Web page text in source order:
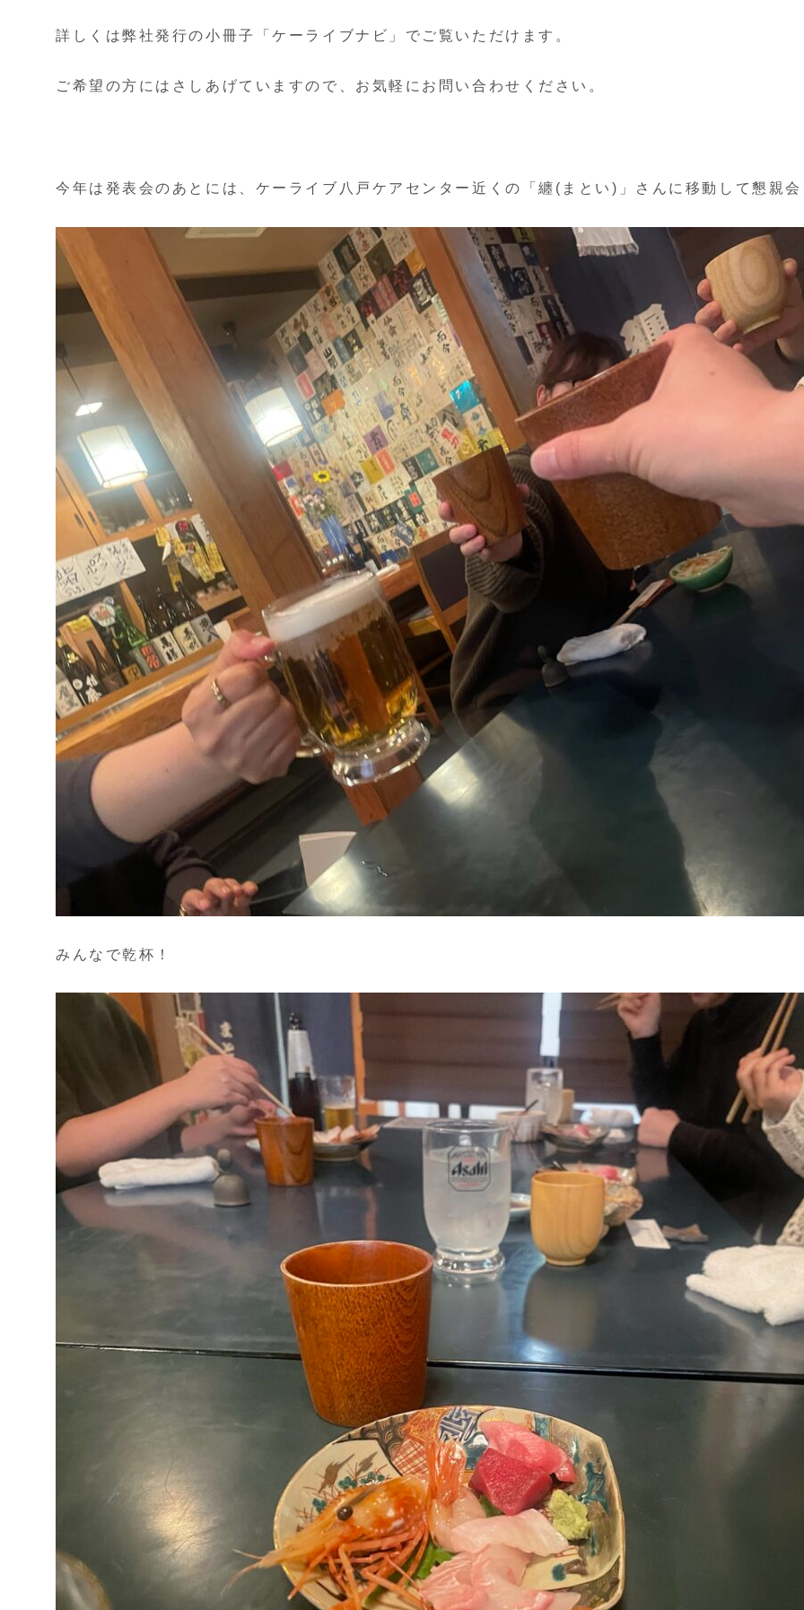
詳しくは弊社発行の小冊子「ケーライブナビ」でご覧いただけます。
ご希望の方にはさしあげていますので、お気軽にお問い合わせください。
今年は発表会のあとには、ケーライブ八戸ケアセンター近くの「纏(まとい)」さんに移動して懇親
みんなで乾杯！